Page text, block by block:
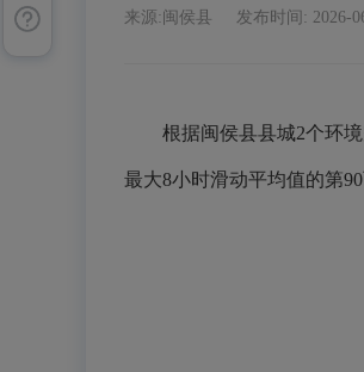
来源:闽侯县 发布时间: 2026-
根据闽侯县县城2个环
最大8小时滑动平均值的第